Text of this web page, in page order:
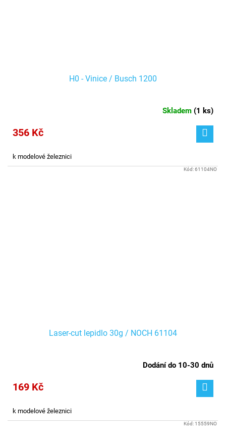
H0 - Vinice / Busch 1200
Skladem (1 ks)
356 Kč
k modelové železnici
Laser-cut lepidlo 30g / NOCH 61104
Dodání do 10-30 dnů
169 Kč
k modelové železnici
Kód:61104NO
Kód: 15559NO